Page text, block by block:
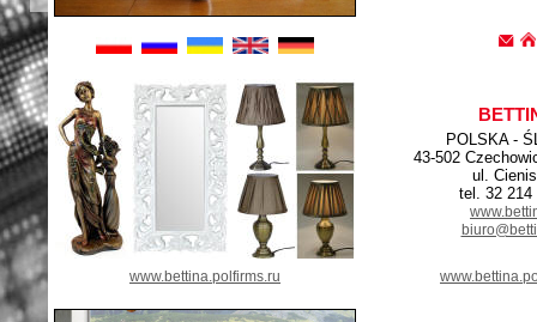
POLSKA -
43-502
ul.
tel. 32 214
www.bettina.polfirms.ru